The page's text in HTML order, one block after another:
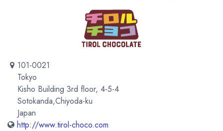
101-0021
Tokyo
Kisho Building 3rd floor, 4-5-4
Sotokanda,Chiyoda-ku
Japan
http://www.tirol-choco.com